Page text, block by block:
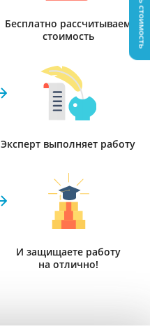
Бесплатно рассчитываем
стоимость
Эксперт выполняет работу
И защищаете работу
на отлично!